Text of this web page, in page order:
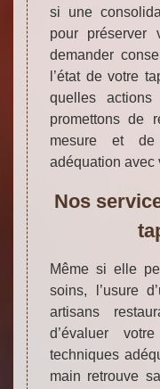
si une
pour préserver
demander
l’état de votre
quelles
promettons de
mesure et
adéquation avec
Nos
Même si elle
soins, l’usure
artisans
d’évaluer
techniques
main retrouve